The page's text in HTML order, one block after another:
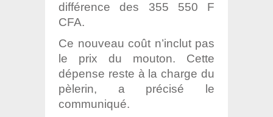
différence des 355 550 F
CFA.
Ce nouveau coût n’inclut pas
le prix du mouton. Cette
dépense reste à la charge du
pèlerin, a précisé le
communiqué.